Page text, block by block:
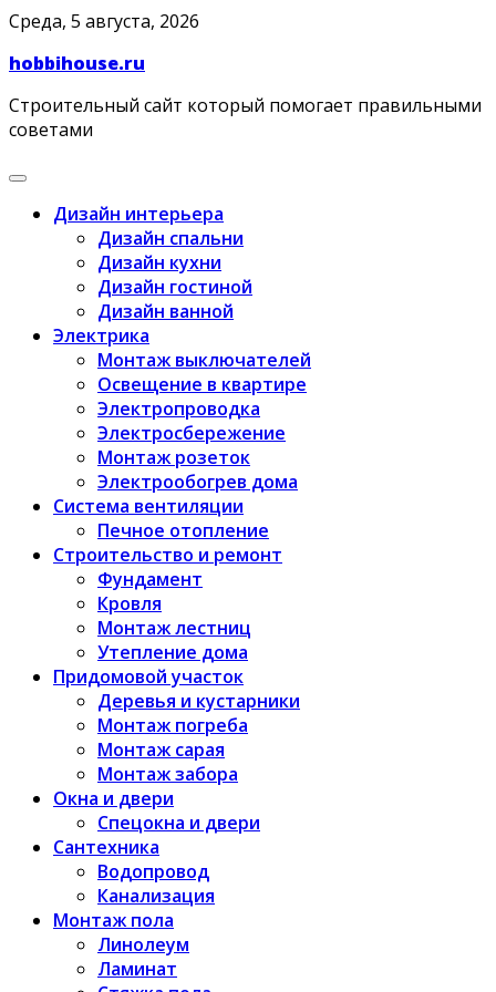
Skip
content
Среда, 5 августа, 2026
hobbihouse.ru
Строительный сайт который помогает правильными
советами
Дизайн интерьера
Дизайн спальни
Дизайн кухни
Дизайн гостиной
Дизайн ванной
Электрика
Монтаж выключателей
Освещение в квартире
Электропроводка
Электросбережение
Монтаж розеток
Электрообогрев дома
Система вентиляции
Печное отопление
Строительство и ремонт
Фундамент
Кровля
Монтаж лестниц
Утепление дома
Придомовой участок
Деревья и кустарники
Монтаж погреба
Монтаж сарая
Монтаж забора
Окна и двери
Спецокна и двери
Сантехника
Водопровод
Канализация
Монтаж пола
Линолеум
Ламинат